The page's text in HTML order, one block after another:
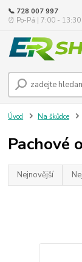
📞 728 007 997
⏰ Po-Pá | 7:00 - 13:30
Úvod Na škůdce
Pachové
Nejnovější